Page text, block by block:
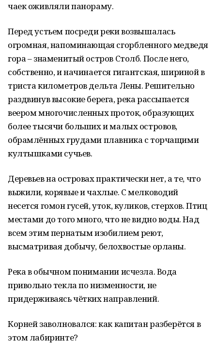
чаек оживляли панораму.
Перед устьем посреди реки возвышалась
огромная, напоминающая сгорбленного медведя
гора – знаменитый остров Столб. После него,
собственно, и начинается гигантская, шириной в
триста километров дельта Лены. Решительно
раздвинув высокие берега, река рассыпается
веером многочисленных проток, образующих
более тысячи больших и малых островов,
обрамлённых грудами плавника с торчащими
култышками сучьев.
Деревьев на островах практически нет, а те, что
выжили, корявые и чахлые. С мелководий
несется гомон гусей, уток, куликов, стерхов. Птиц
местами до того много, что не видно воды. Над
всем этим пернатым изобилием реют,
высматривая добычу, белохвостые орланы.
Река в обычном понимании исчезла. Вода
привольно текла по низменности, не
придерживаясь чётких направлений.
Корней заволновался: как капитан разберётся в
этом лабиринте?